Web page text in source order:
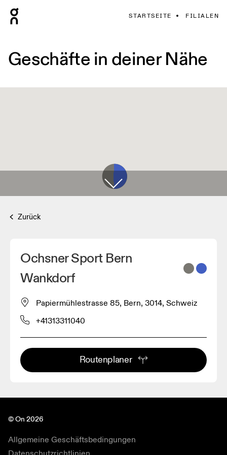
STARTSEITE FILIALEN
Geschäfte in deiner Nähe
Zurück
Ochsner Sport Bern
Wankdorf
Papiermühlestrasse 85, Bern, 3014, Schweiz
+41313311040
Routenplaner
© On 2026
Allgemeine Geschäftsbedingungen